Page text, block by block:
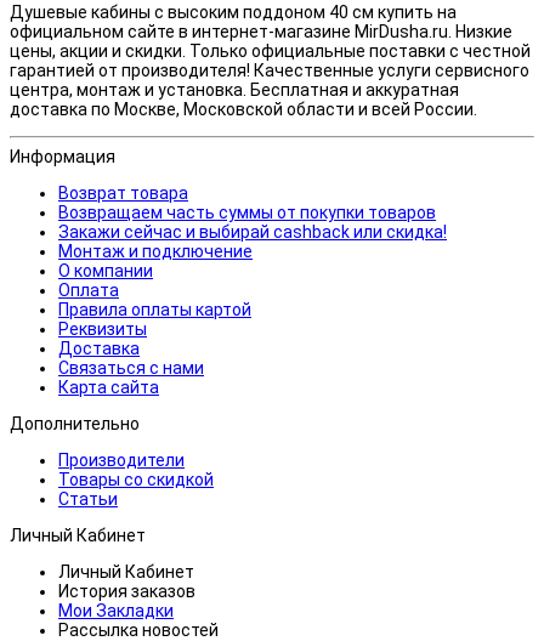
Душевые кабины с высоким поддоном 40 см купить на
официальном сайте в интернет-магазине MirDusha.ru. Низкие
цены, акции и скидки. Только официальные поставки c честной
гарантией от производителя! Качественные услуги сервисного
центра, монтаж и установка. Бесплатная и аккуратная
доставка по Москве, Московской области и всей России.
Информация
Возврат товара
Возвращаем часть суммы от покупки товаров
Закажи сейчас и выбирай cashback или скидка!
Монтаж и подключение
О компании
Оплата
Правила оплаты картой
Реквизиты
Доставка
Связаться с нами
Карта сайта
Дополнительно
Производители
Товары со скидкой
Статьи
Личный Кабинет
Личный Кабинет
История заказов
Мои Закладки
Рассылка новостей